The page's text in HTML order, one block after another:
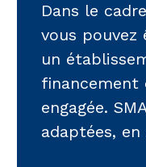
Dans le
vous pouvez
un
financement
engagée.
adaptées, en